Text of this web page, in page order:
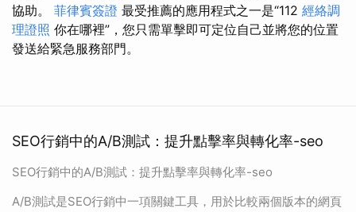
協助。 菲律賓簽證 最受推薦的應用程式之一是“112 經絡調
理證照 你在哪裡”，您只需單擊即可定位自己並將您的位置
發送給緊急服務部門。
SEO行銷中的A/B測試：提升點擊率與轉化率-seo
SEO行銷中的A/B測試：提升點擊率與轉化率-seo
A/B測試是SEO行銷中一項關鍵工具，用於比較兩個版本的網頁